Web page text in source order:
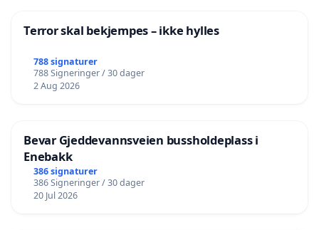
Terror skal bekjempes – ikke hylles
788 signaturer
788 Signeringer / 30 dager
2 Aug 2026
Bevar Gjeddevannsveien bussholdeplass i
Enebakk
386 signaturer
386 Signeringer / 30 dager
20 Jul 2026